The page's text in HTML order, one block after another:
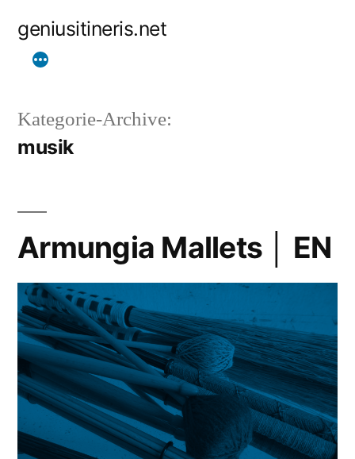
Inhalt
geniusitineris.net
Kategorie-Archive:
musik
Armungia Mallets │ EN